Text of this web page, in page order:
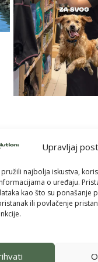
Upravljaj
najbolja iskustva,
o uređaju.
kao što su ponašanje
ili povlačenje